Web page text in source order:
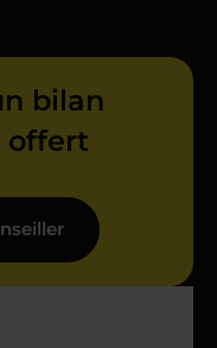
bilan
offert